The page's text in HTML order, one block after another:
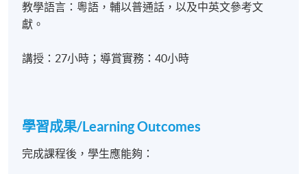
教學語言：粵語，輔以普通話，以及中英文參考文
獻。
講授：27小時；導賞實務：40小時
學習成果/Learning Outcomes
完成課程後，學生應能夠：